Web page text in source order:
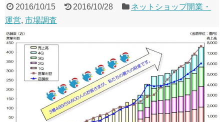
2016/10/15 2016/10/28
ネットショップ開業・
運営, 市場調査